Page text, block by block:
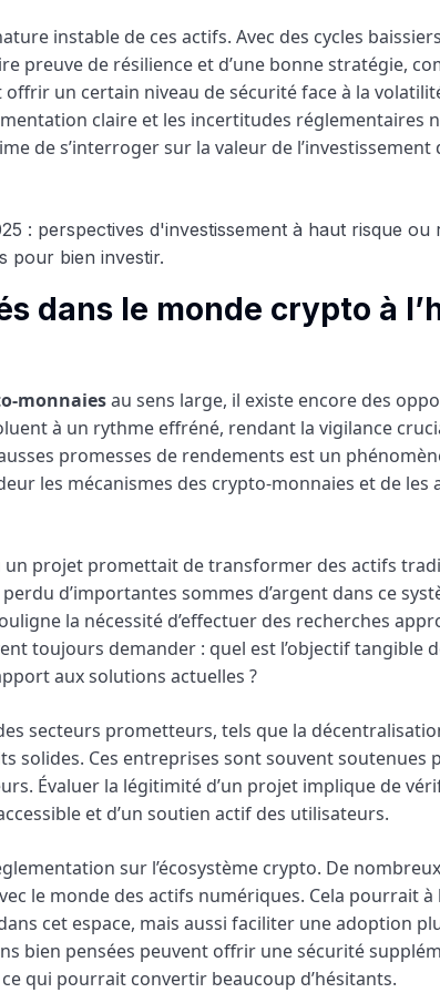
instable de ces actifs. Avec des cycles baissiers
preuve de résilience et d’une bonne stratégie,
un certain niveau de sécurité face à la
claire et les incertitudes réglementaires
de s’interroger sur la valeur de l’investissement
dans le monde crypto à
monnaiesau sens large, il existe encore des
à un rythme effréné, rendant la vigilance
promesses de rendements est un
les mécanismes des crypto-monnaies et de les
un projet promettait de transformer des actifs
d’importantes sommes d’argent dans ce
la nécessité d’effectuer des recherches
toujours demander : quel est l’objectif tangible
aux solutions actuelles ?
secteurs prometteurs, tels que la
solides. Ces entreprises sont souvent soutenues
Évaluer la légitimité d’un projet implique de
et d’un soutien actif des utilisateurs.
sur l’écosystème crypto. De nombreux
le monde des actifs numériques. Cela pourrait à
cet espace, mais aussi faciliter une adoption
bien pensées peuvent offrir une sécurité
qui pourrait convertir beaucoup d’hésitants.